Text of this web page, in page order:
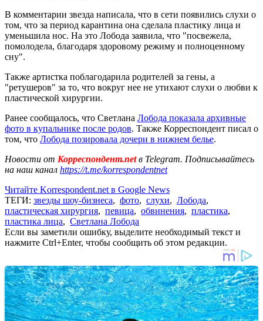
В комментарии звезда написала, что в сети появились слухи о
том, что за период карантина она сделала пластику лица и
уменьшила нос. На это Лобода заявила, что "посвежела,
помолодела, благодаря здоровому режиму и полноценному
сну".
Также артистка поблагодарила родителей за гены, а
"ретушеров" за то, что вокруг нее не утихают слухи о любви к
пластической хирургии.
Ранее сообщалось, что Светлана Лобода показала архивные
фото в купальнике после родов. Также Корреспондент писал о
том, что Лобода позировала дочери в нижнем белье.
Новости от Корреспондент.netв Telegram. Подписывайтесь
на наш канал https://t.me/korrespondentnet
Читайте Korrespondent.net в Google News
ТЕГИ: звезды шоу-бизнеса, фото, слухи, Лобода,
пластическая хирургия, певица, обвинения, пластика,
пластика лица, Светлана Лобода
Если вы заметили ошибку, выделите необходимый текст и
нажмите Ctrl+Enter, чтобы сообщить об этом редакции.